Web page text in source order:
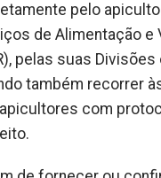
pelo
de Alimentação e
pelas suas
também recorrer
com